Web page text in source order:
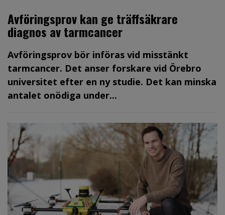
Avföringsprov kan ge träffsäkrare
diagnos av tarmcancer
Avföringsprov bör införas vid misstänkt
tarmcancer. Det anser forskare vid Örebro
universitet efter en ny studie. Det kan minska
antalet onödiga under...